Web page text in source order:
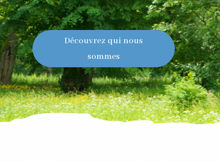
Découvrez qui nous
sommes